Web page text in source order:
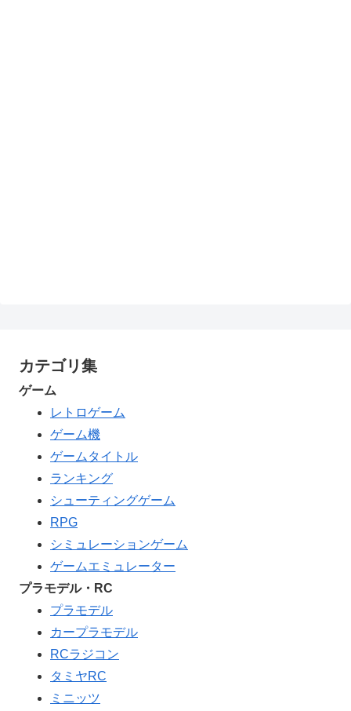
カテゴリ集
ゲーム
レトロゲーム
ゲーム機
ゲームタイトル
ランキング
シューティングゲーム
RPG
シミュレーションゲーム
ゲームエミュレーター
プラモデル・RC
プラモデル
カープラモデル
RCラジコン
タミヤRC
ミニッツ